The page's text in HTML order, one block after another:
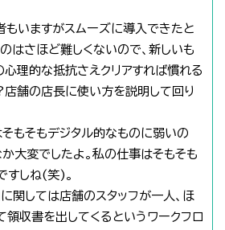
もいますがスムーズに導入できたと
はさほど難しくないので、新しいも
理的な抵抗さえクリアすれば慣れる
舗の店長に使い方を説明して回り
もそもデジタル的なものに弱いの
大変でしたよ。私の仕事はそもそも
すしね(笑)。
関しては店舗のスタッフが一人、ほ
収書を出してくるというワークフロ